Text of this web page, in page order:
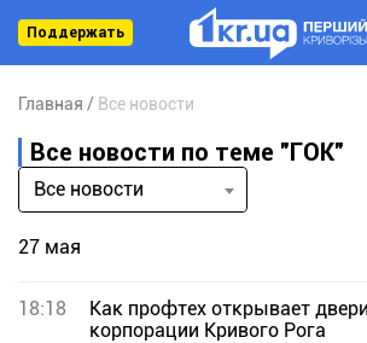
Поддержать
Главная Все новости
Все новости по теме "ГОК"
Все новости
27 мая
18:18
Как профтех открывает
корпорации Кривого Рога